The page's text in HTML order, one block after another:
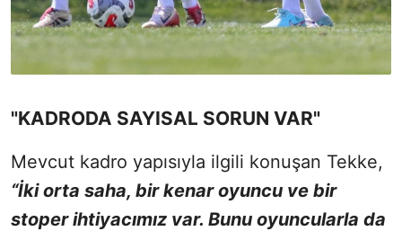
"KADRODA SAYISAL SORUN VAR"
Mevcut kadro yapısıyla ilgili konuşan Tekke,
“İki orta saha, bir kenar oyuncu ve bir
stoper ihtiyacımız var. Bunu oyuncularla da